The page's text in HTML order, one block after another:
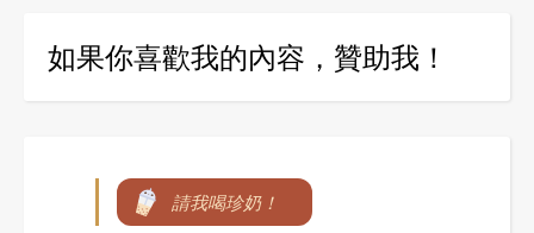
如果你喜歡我的內容，贊助我！
請我喝珍奶！